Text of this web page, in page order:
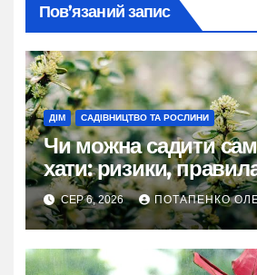
Пов’язаний запис
ДІМ САДІВНИЦТВО ТА РОСЛИНИ
Чи можна садити
хати: ризики,
практичні рішення
СЕР 6, 2026 ПОТАПЕНКО